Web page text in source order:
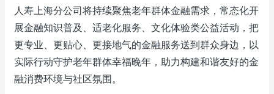
人寿上海分公司将持续聚焦老年群体金融需求，常态化开
展金融知识普及、适老化服务、文化体验类公益活动，把
更专业、更贴心、更接地气的金融服务送到群众身边，以
实际行动守护老年群体幸福晚年，助力构建和谐友好的金
融消费环境与社区氛围。